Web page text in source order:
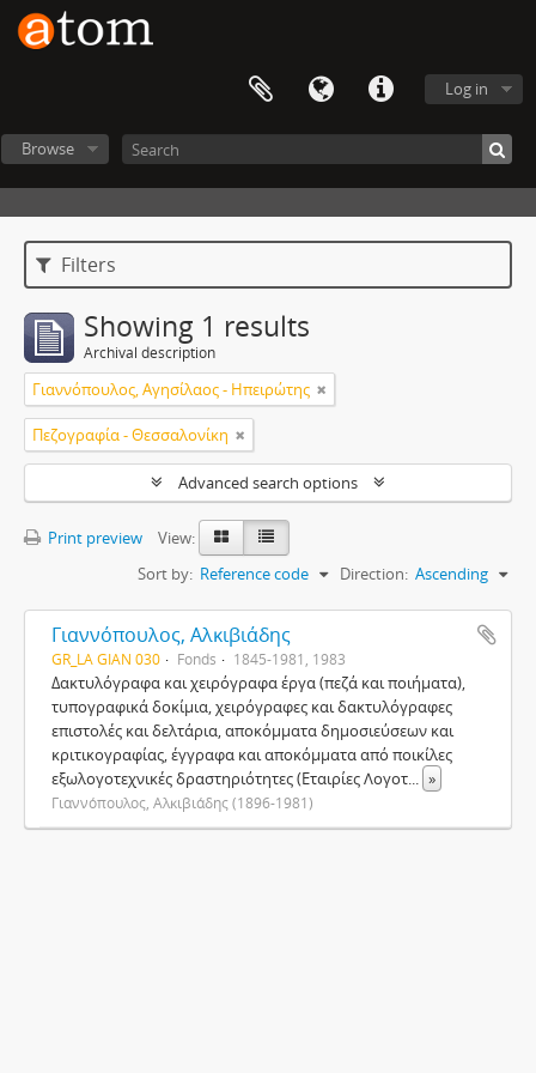
Log in
Browse
Filters
Showing 1 results
Archival description
Γιαννόπουλος, Αγησίλαος - Ηπειρώτης
Πεζογραφία - Θεσσαλονίκη
Advanced search options
Print preview
View:
Sort by: Reference code Direction: Ascending
Γιαννόπουλος, Αλκιβιάδης
GR_LA GIAN 030 Fonds 1845-1981, 1983
Δακτυλόγραφα και χειρόγραφα έργα (πεζά και ποιήματα),
τυπογραφικά δοκίμια, χειρόγραφες και δακτυλόγραφες
επιστολές και δελτάρια, αποκόμματα δημοσιεύσεων και
κριτικογραφίας, έγγραφα και αποκόμματα από ποικίλες
εξωλογοτεχνικές δραστηριότητες (Εταιρίες Λογοτ... »
Γιαννόπουλος, Αλκιβιάδης (1896-1981)